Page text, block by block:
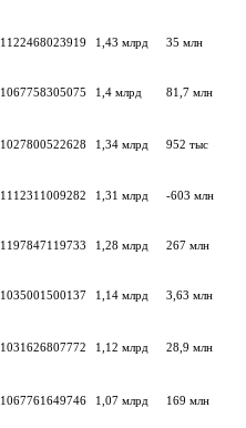
1122468023919 1,43 млрд 35 млн
1067758305075 1,4 млрд 81,7 млн
1027800522628 1,34 млрд 952 тыс
1112311009282 1,31 млрд -603 млн
1197847119733 1,28 млрд 267 млн
1035001500137 1,14 млрд 3,63 млн
1031626807772 1,12 млрд 28,9 млн
1067761649746 1,07 млрд 169 млн